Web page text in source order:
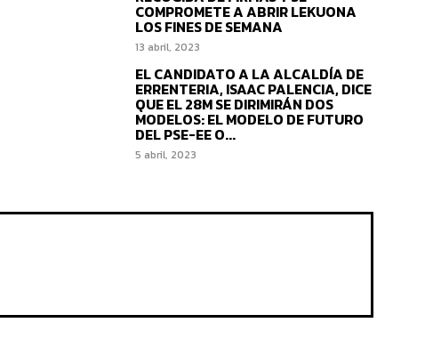
COMPROMETE A ABRIR LEKUONA
LOS FINES DE SEMANA
13 abril, 2023
EL CANDIDATO A LA ALCALDÍA DE
ERRENTERIA, ISAAC PALENCIA, DICE
QUE EL 28M SE DIRIMIRÁN DOS
MODELOS: EL MODELO DE FUTURO
DEL PSE-EE O...
5 abril, 2023